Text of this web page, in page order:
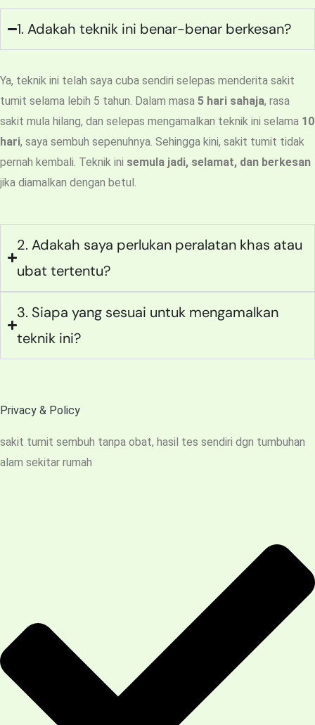
1. Adakah teknik ini benar-benar berkesan?
Ya, teknik ini telah saya cuba sendiri selepas menderita sakit
tumit selama lebih 5 tahun. Dalam masa 5 hari sahaja, rasa
sakit mula hilang, dan selepas mengamalkan teknik ini selama 10
hari, saya sembuh sepenuhnya. Sehingga kini, sakit tumit tidak
pernah kembali. Teknik ini semula jadi, selamat, dan berkesan
jika diamalkan dengan betul.
2. Adakah saya perlukan peralatan khas atau
ubat tertentu?
3. Siapa yang sesuai untuk mengamalkan
teknik ini?
Privacy & Policy
sakit tumit sembuh tanpa obat, hasil tes sendiri dgn tumbuhan
alam sekitar rumah